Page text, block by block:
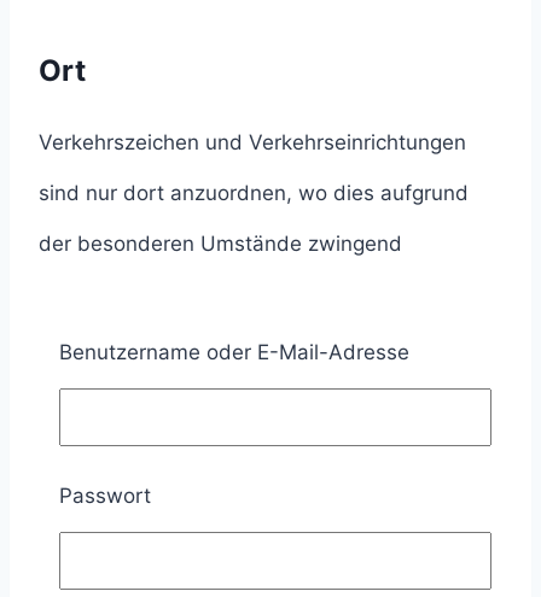
Ort
Verkehrszeichen und Verkehrseinrichtungen
sind nur dort anzuordnen, wo dies aufgrund
der besonderen Umstände zwingend
Dabei dürfen Gefahrzeichen nur dort
Benutzername oder E-Mail-Adresse
Passwort